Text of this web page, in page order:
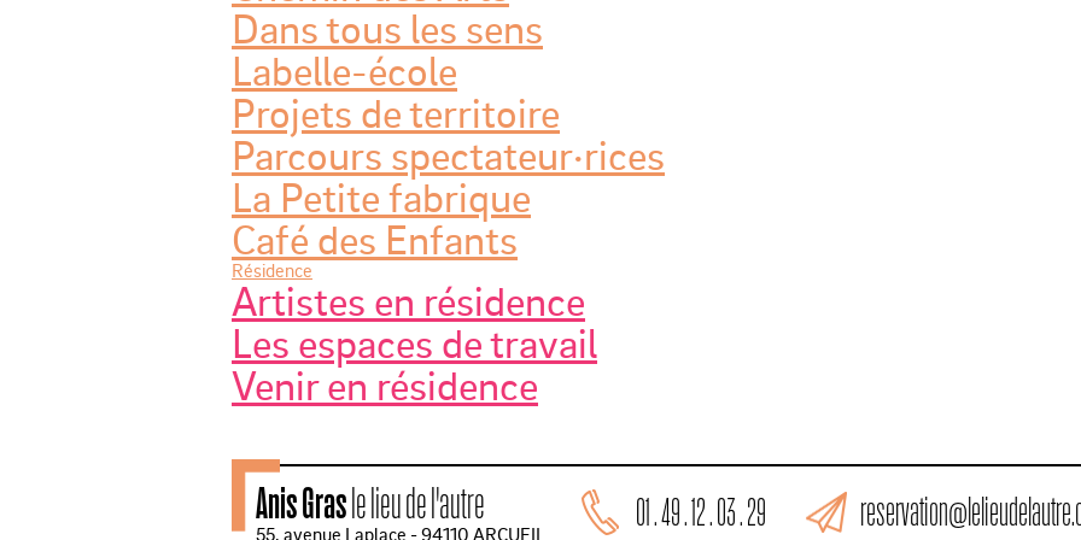
Dans tous les sens
Labelle-école
Projets de territoire
Parcours spectateur·rices
La Petite fabrique
Café des Enfants
Résidence
Artistes en résidence
Les espaces de travail
Venir en résidence
Anis Gras le lieu de l'autre
55, avenue Laplace - 94110 ARCUEIL
01 . 49 . 12 . 03 . 29